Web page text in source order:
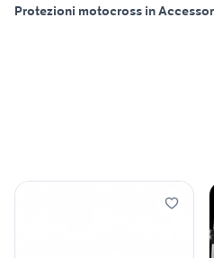
Protezioni motocross in